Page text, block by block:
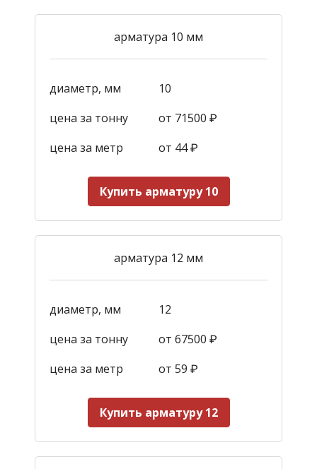
арматура 10 мм
диаметр, мм
10
цена за тонну
от 71500 ₽
цена за метр
от 44₽
Купить арматуру 10
арматура 12 мм
диаметр, мм
12
цена за тонну
от 67500 ₽
цена за метр
от 59 ₽
Купить арматуру 12